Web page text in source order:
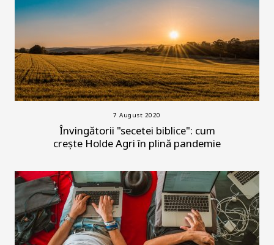
7 August 2020
Învingătorii "secetei biblice": cum
crește Holde Agri în plină pandemie